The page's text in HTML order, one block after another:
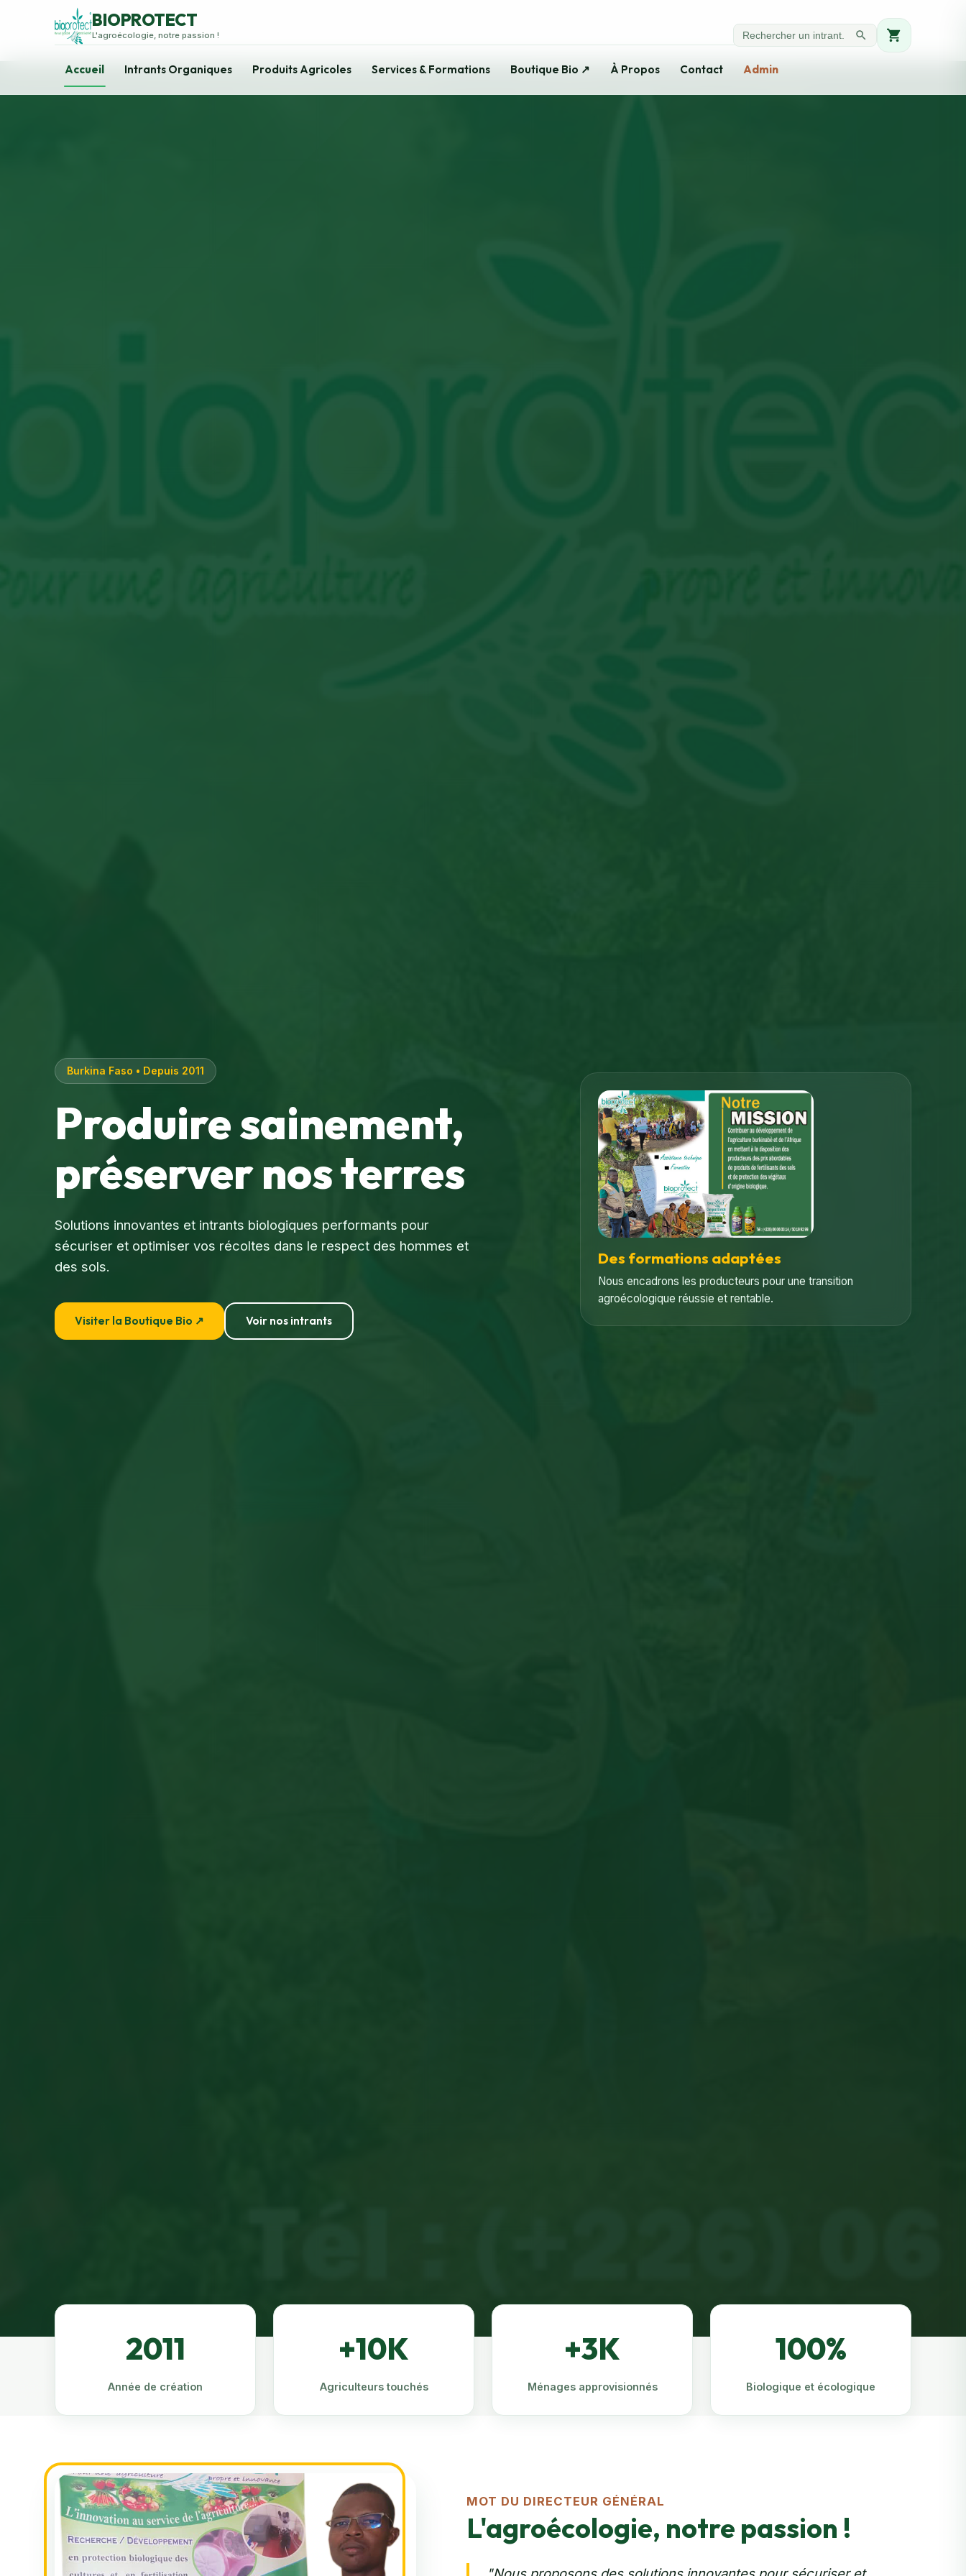
BIOPROTECT
L'agroécologie, notre passion !
Accueil Intrants Organiques Produits Agricoles Services & Formations Boutique Bio ↗ À Propos Contact Admin
Burkina Faso • Depuis 2011
Produire sainement,
préserver nos terres
Solutions innovantes et intrants biologiques performants pour
sécuriser et optimiser vos récoltes dans le respect des hommes et
des sols.
Visiter la Boutique Bio ↗ Voir nos intrants
Des formations adaptées
Nous encadrons les producteurs pour une transition
agroécologique réussie et rentable.
2011
Année de création
+10K
Agriculteurs touchés
+3K
Ménages approvisionnés
100%
Biologique et écologique
MOT DU DIRECTEUR GÉNÉRAL
L'agroécologie, notre passion !